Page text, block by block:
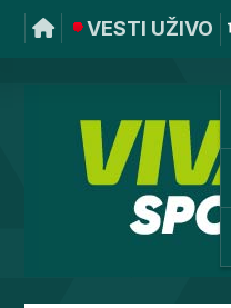
VESTI UŽIVO